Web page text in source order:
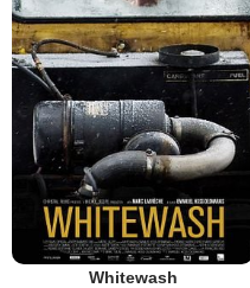
Whitewash